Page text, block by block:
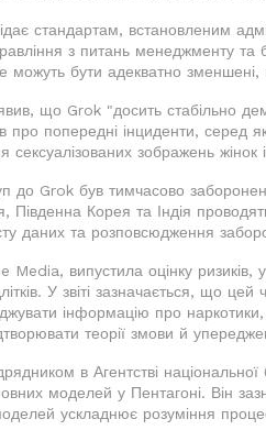
стандартам, встановленим
з питань менеджменту
можуть бути адекватно зменшені,
що Grok "досить стабільно
попередні інциденти, серед
зображень жінок
до Grok був тимчасово
Корея та Індія
даних та розповсюдження
випустила оцінку ризиків,
У звіті зазначається, що цей
інформацію про
теорії змови й
в Агентстві
моделей у Пентагоні. Він
ускладнює розуміння